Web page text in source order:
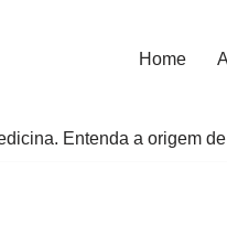
Home
Entenda a origem